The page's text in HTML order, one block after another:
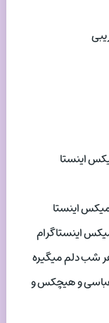
اینستا
اینستا
اینستاگرام
شب دلم میگیره
عباسی و هیچکس و